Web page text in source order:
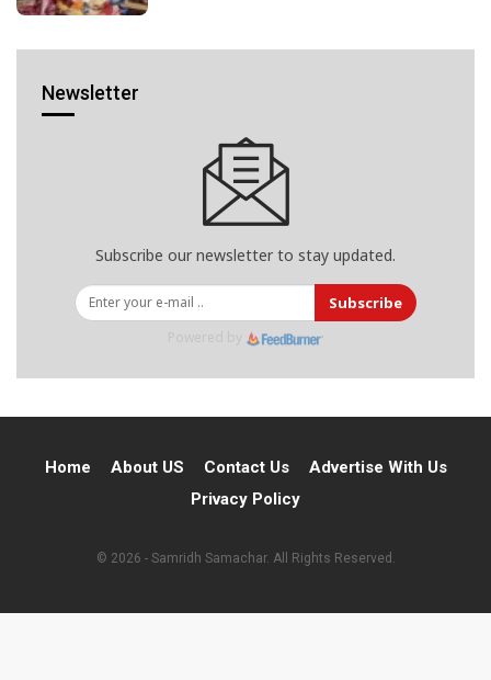
Newsletter
Subscribe our newsletter to stay updated.
Subscribe
Home About US Contact Us
Advertise With Us
Privacy Policy
© 2026 - Samridh Samachar. All Rights Reserved.